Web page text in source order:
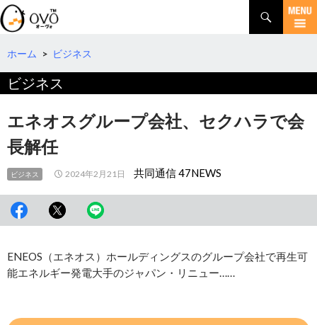
検
索
コ
テ
へ
動
ホーム > ビジネス
ビジネス
エネオスグループ会社、セクハラで会
長解任
ビジネス 2024年2月21日 共同通信 47NEWS
ENEOS（エネオス）ホールディングスのグループ会社で再生可
能エネルギー発電大手のジャパン・リニュー……